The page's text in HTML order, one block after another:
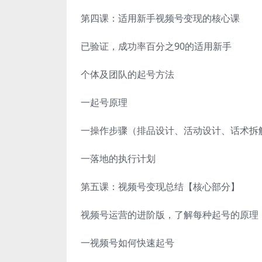
第四课：适用新手视频号变现的核心课
已验证，成功率百分之90的适用新手
个体及团队的起号方法
一起号原理
一操作步骤（排品设计、活动设计、话术拆
一落地的执行计划
第五课：视频号变现总结【核心部分】
视频号运营的进阶版，了解每种起号的原理
一视频号如何快速起号